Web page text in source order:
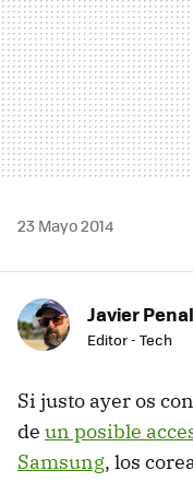
23 Mayo 2014
Javier
Editor - Tech
Si justo ayer os
de un posible
Samsung, los